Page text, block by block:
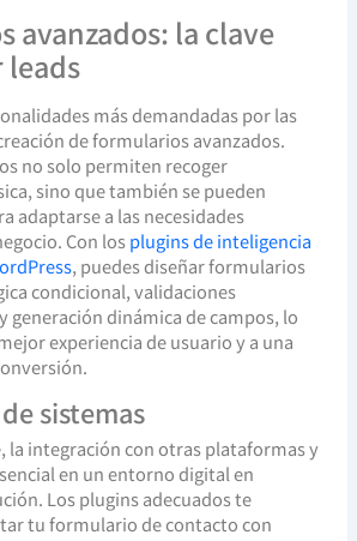
avanzados: la clave
leads
más demandadas por las
de formularios avanzados.
no solo permiten recoger
sino que también se pueden
adaptarse a las necesidades
Con losplugins de inteligencia
, puedes diseñar formularios
condicional, validaciones
generación dinámica de campos, lo
experiencia de usuario y a una
sistemas
la integración con otras plataformas y
en un entorno digital en
Los plugins adecuados te
tu formulario de contacto con